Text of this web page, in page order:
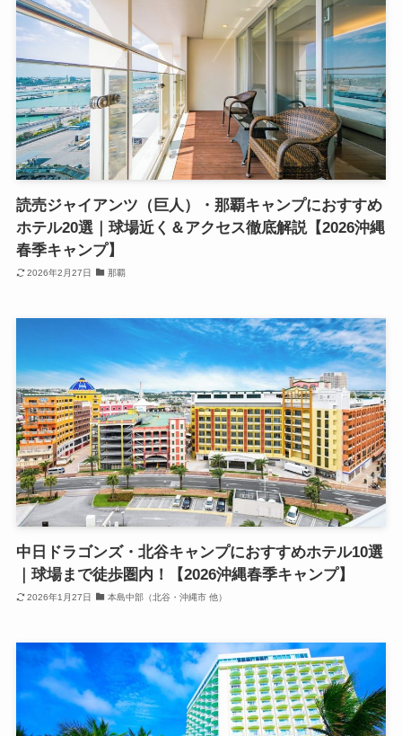
読売ジャイアンツ（巨人）・那覇キャンプにおすすめ
ホテル20選｜球場近く＆アクセス徹底解説【2026沖縄
春季キャンプ】
2026年2月27日 那覇
中日ドラゴンズ・北谷キャンプにおすすめホテル10選
｜球場まで徒歩圏内！【2026沖縄春季キャンプ】
2026年1月27日 本島中部（北谷・沖縄市 他）